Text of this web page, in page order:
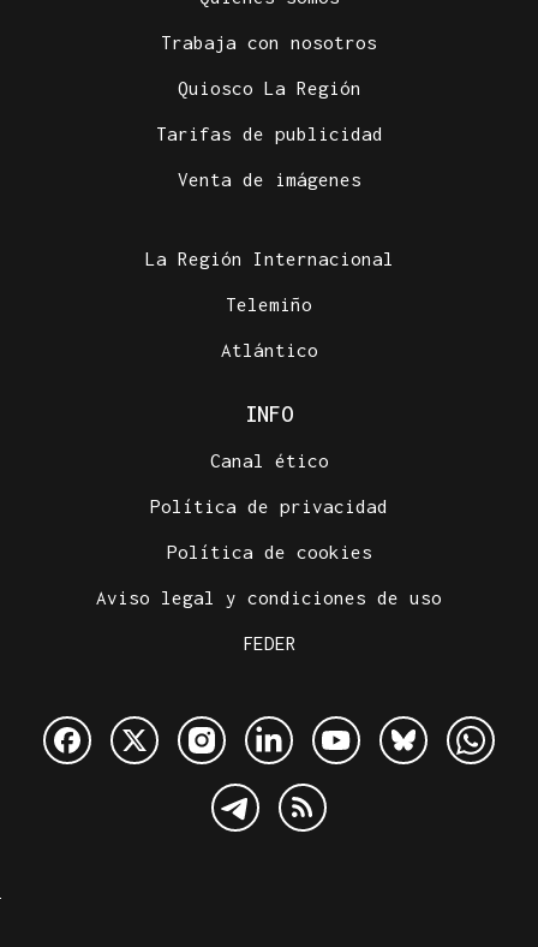
Trabaja con nosotros
Quiosco La Región
Tarifas de publicidad
Venta de imágenes
La Región Internacional
Telemiño
Atlántico
INFO
Canal ético
Política de privacidad
Política de cookies
Aviso legal y condiciones de uso
FEDER